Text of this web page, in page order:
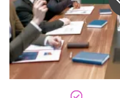
Es un